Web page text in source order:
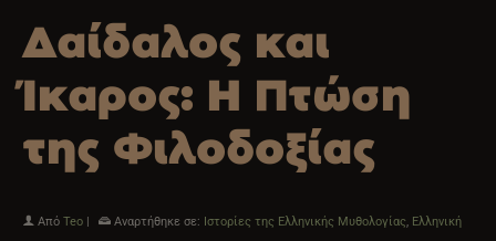
Δαίδαλος και
Ίκαρος: Η Πτώση
της Φιλοδοξίας
Από Teo Αναρτήθηκε σε: Ιστορίες της Ελληνικής Μυθολογίας, Ελληνική